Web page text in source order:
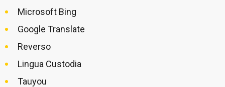
Microsoft Bing
Google Translate
Reverso
Lingua Custodia
Tauyou